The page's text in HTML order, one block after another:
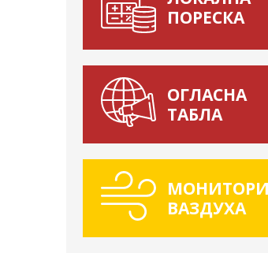
ПОРЕСКА
ОГЛАСНА
ТАБЛА
ВАЗДУХА